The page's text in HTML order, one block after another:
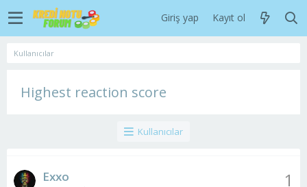
Giriş yap Kayıt ol
Kullanıcılar
Highest reaction score
Kullanıcılar
1
Exxo